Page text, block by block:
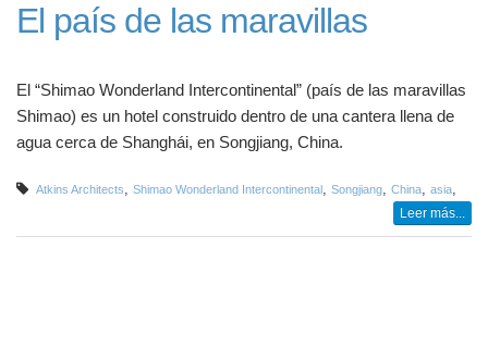
El país de las maravillas
El “Shimao Wonderland Intercontinental” (país de las maravillas
Shimao) es un hotel construido dentro de una cantera llena de
agua cerca de Shanghái, en Songjiang, China.
Atkins Architects, Shimao Wonderland Intercontinental , Songjiang, China, asia,
Leer más...